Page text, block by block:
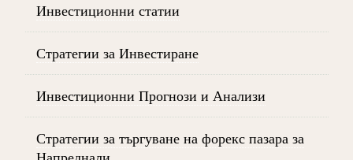
Инвестиционни статии
Стратегии за Инвестиране
Инвестиционни Прогнози и Анализи
Стратегии за търгуване на форекс пазара за